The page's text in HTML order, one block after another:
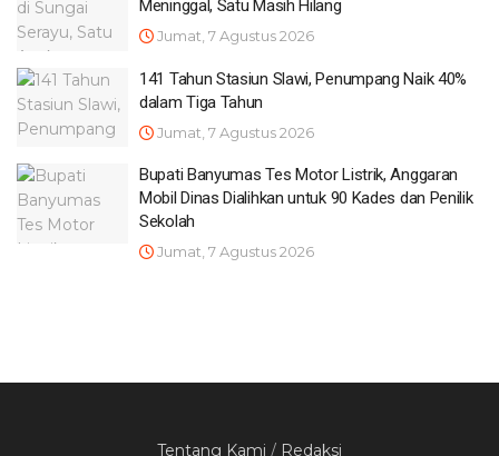
Meninggal, Satu Masih Hilang
Jumat, 7 Agustus 2026
141 Tahun Stasiun Slawi, Penumpang Naik 40%
dalam Tiga Tahun
Jumat, 7 Agustus 2026
Bupati Banyumas Tes Motor Listrik, Anggaran
Mobil Dinas Dialihkan untuk 90 Kades dan Penilik
Sekolah
Jumat, 7 Agustus 2026
Tentang Kami / Redaksi